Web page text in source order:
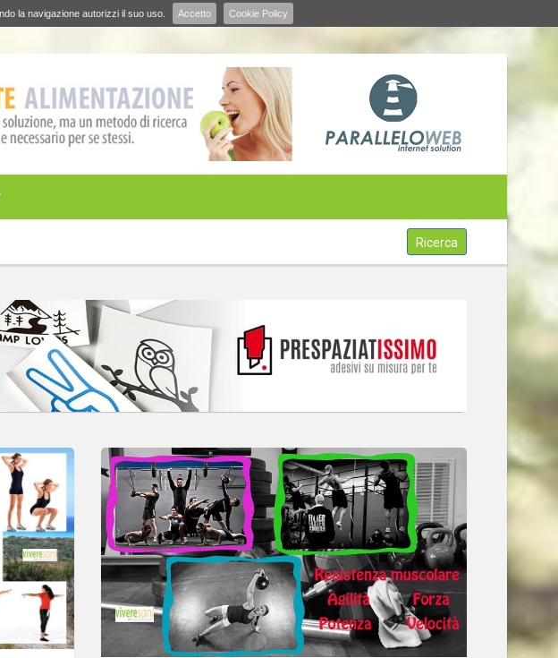
la navigazione autorizzi il suo uso. Accetto Cookie Policy
Ricerca